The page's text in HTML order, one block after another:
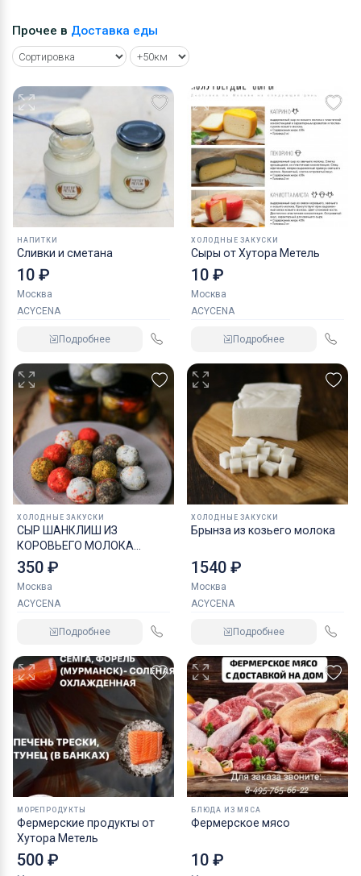
Прочее в Доставка еды
НАПИТКИ
Сливки и сметана
10 ₽
Москва
ACYCENA
Подробнее
ХОЛОДНЫЕ ЗАКУСКИ
Сыры от Хутора Метель
10 ₽
Москва
ACYCENA
Подробнее
ХОЛОДНЫЕ ЗАКУСКИ
СЫР ШАНКЛИШ ИЗ
КОРОВЬЕГО МОЛОКА
АССОРТИ
350 ₽
Москва
ACYCENA
Подробнее
ХОЛОДНЫЕ ЗАКУСКИ
Брынза из козьего молока
1540 ₽
Москва
ACYCENA
Подробнее
МОРЕПРОДУКТЫ
Фермерские продукты от
Хутора Метель
500 ₽
БЛЮДА ИЗ МЯСА
Фермерское мясо
10 ₽